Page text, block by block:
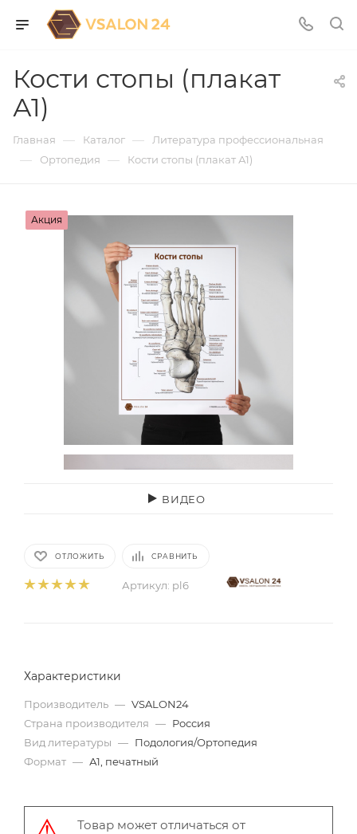
Кости стопы (плакат
А1)
Главная — Каталог — Литература профессиональная
— Ортопедия — Кости стопы (плакат А1)
Акция
ВИДЕО
ОТЛОЖИТЬ СРАВНИТЬ
Артикул: pl6
Характеристики
Производитель — VSALON24
Страна производителя — Россия
Вид литературы — Подология/Ортопедия
Формат — А1, печатный
Товар может отличаться от